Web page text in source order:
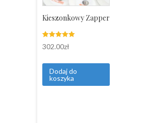
Kieszonkowy Zapper
Oceniony
5.00
3
klientów
302.00zł
Dodaj do
koszyka